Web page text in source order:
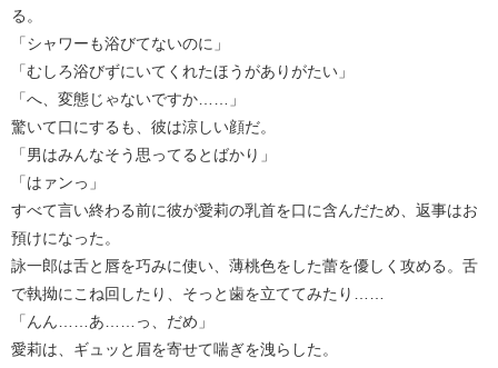
る。
「シャワーも浴びてないのに」
「むしろ浴びずにいてくれたほうがありがたい」
「へ、変態じゃないですか……」
驚いて口にするも、彼は涼しい顔だ。
「男はみんなそう思ってるとばかり」
「はァンっ」
すべて言い終わる前に彼が愛莉の乳首を口に含んだため、返事はお
預けになった。
詠一郎は舌と唇を巧みに使い、薄桃色をした蕾を優しく攻める。舌
で執拗にこね回したり、そっと歯を立ててみたり……
「んん……あ……っ、だめ」
愛莉は、ギュッと眉を寄せて喘ぎを洩らした。